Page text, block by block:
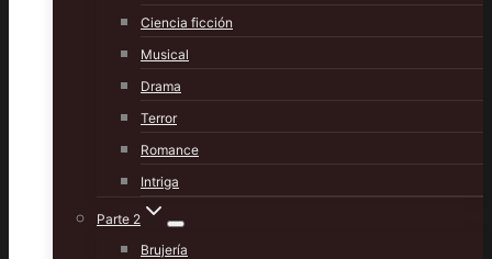
Ciencia ficción
Musical
Drama
Terror
Romance
Intriga
Parte 2
Brujería